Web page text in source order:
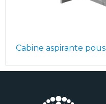
Cabine aspirante